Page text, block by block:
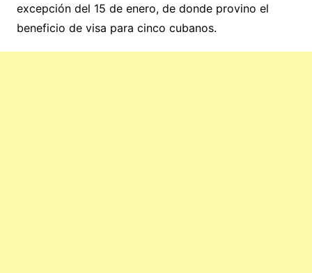
excepción del 15 de enero, de donde provino el
beneficio de visa para cinco cubanos.